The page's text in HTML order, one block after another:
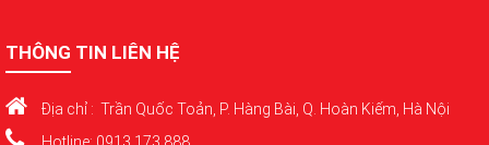
THÔNG TIN LIÊN HỆ
Địa chỉ : Trần Quốc Toản, P. Hàng Bài, Q. Hoàn Kiếm, Hà Nội
Hotline: 0913 173 888